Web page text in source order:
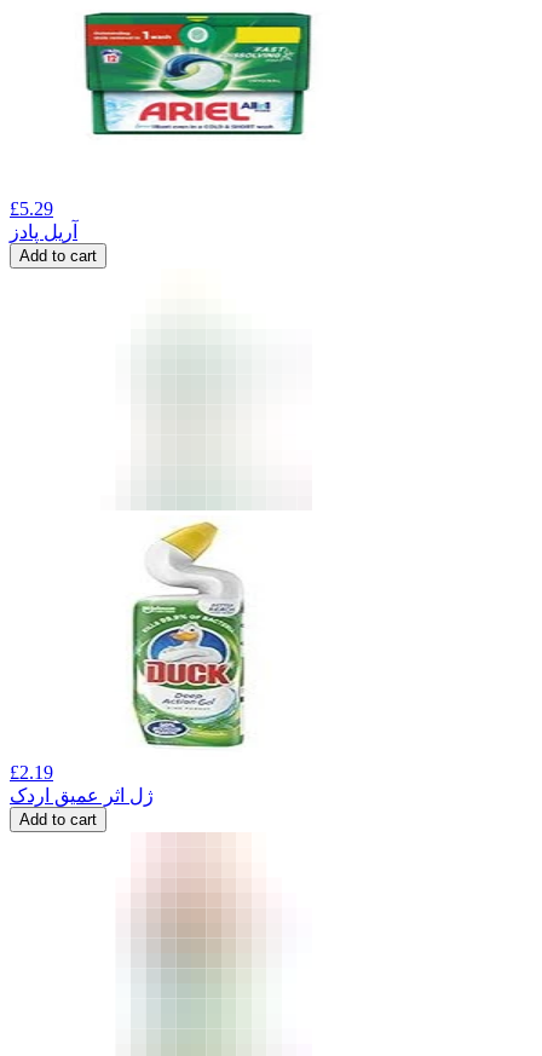
£5.29
آریل پادز
Add to cart
£2.19
ژل اثر عمیق اردک
Add to cart